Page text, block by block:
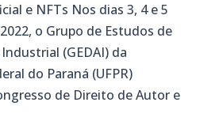
e NFTs Nos dias 3, 4 e 5
o Grupo de Estudos de
(GEDAI) da
do Paraná (UFPR)
de Direito de Autor e